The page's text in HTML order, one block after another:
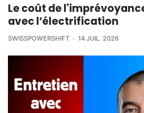
Le coût de
avec l’électrification
SWISSPOWERSHIFT 14 JUIL. 2026